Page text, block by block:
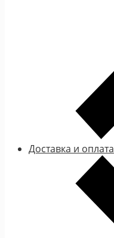
Доставка и оплата